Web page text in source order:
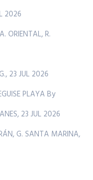
2026
ORIENTAL, R.
23 JUL 2026
PLAYA By
23 JUL 2026
G. SANTA MARINA,